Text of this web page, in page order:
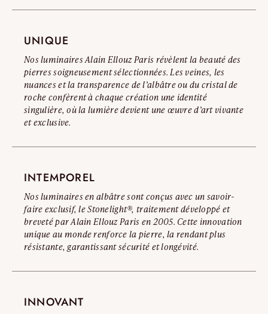
Lire l’avertissement complet
UNIQUE
Nos luminaires Alain Ellouz Paris révèlent la beauté des
pierres soigneusement sélectionnées. Les veines, les
nuances et la transparence de l’albâtre ou du cristal de
roche confèrent à chaque création une identité
singulière, où la lumière devient une œuvre d’art vivante
et exclusive.
INTEMPOREL
Nos luminaires en albâtre sont conçus avec un savoir-
faire exclusif, le Stonelight®, traitement développé et
breveté par Alain Ellouz Paris en 2005. Cette innovation
unique au monde renforce la pierre, la rendant plus
résistante, garantissant sécurité et longévité.
INNOVANT